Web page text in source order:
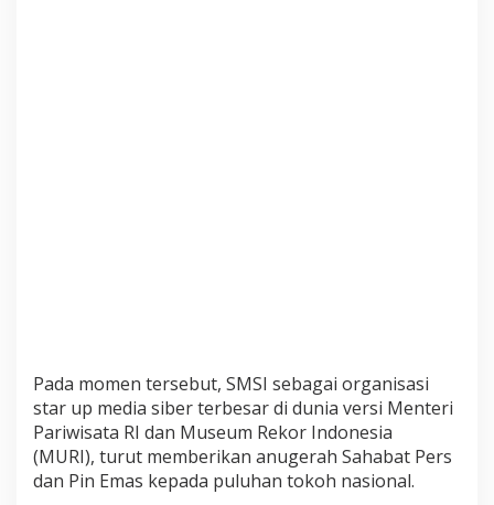
Pada momen tersebut, SMSI sebagai organisasi
star up media siber terbesar di dunia versi Menteri
Pariwisata RI dan Museum Rekor Indonesia
(MURI), turut memberikan anugerah Sahabat Pers
dan Pin Emas kepada puluhan tokoh nasional.